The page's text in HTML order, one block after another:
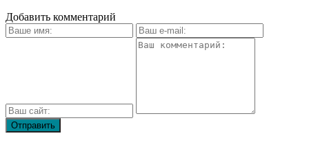
Добавить комментарий